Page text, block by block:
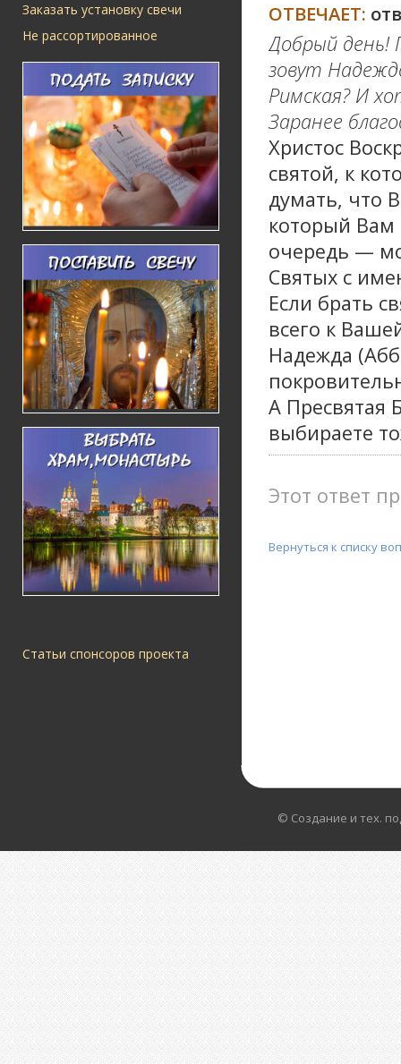
Заказать установку свечи
Не рассортированное
Статьи спонсоров проекта
ОТВЕЧАЕТ:
Добрый день!
зовут
Римская? И
Заранее
Христос
святой, к
думать, что
который Вам
очередь —
Святых с
Если брать
всего к
Надежда
А Пресвятая
выбираете
Этот ответ
Вернуться к списку
© Создание и тех.